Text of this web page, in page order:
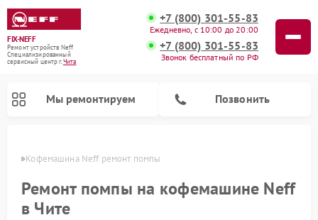
FIX-NEFF
Ремонт устройств Neff
Специализированный
cервисный центр г.Чита
+7 (800) 301-55-83
Ежедневно, с 10:00 до 20:00
+7 (800) 301-55-83
Звонок бесплатный по РФ
Мы ремонтируем Позвонить
Кофемашина Neff ремонт помпы
Ремонт помпы на кофемашине Neff
в Чите